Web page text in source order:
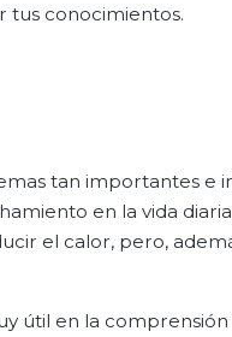
tus conocimientos.
tan importantes e
en la vida
el calor, pero,
útil en la